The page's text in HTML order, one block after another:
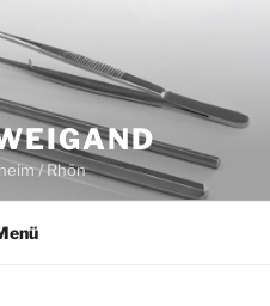
/ Rhön